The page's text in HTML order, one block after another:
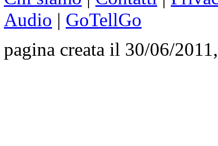
Audio | GoTellGo
pagina creata il 30/06/